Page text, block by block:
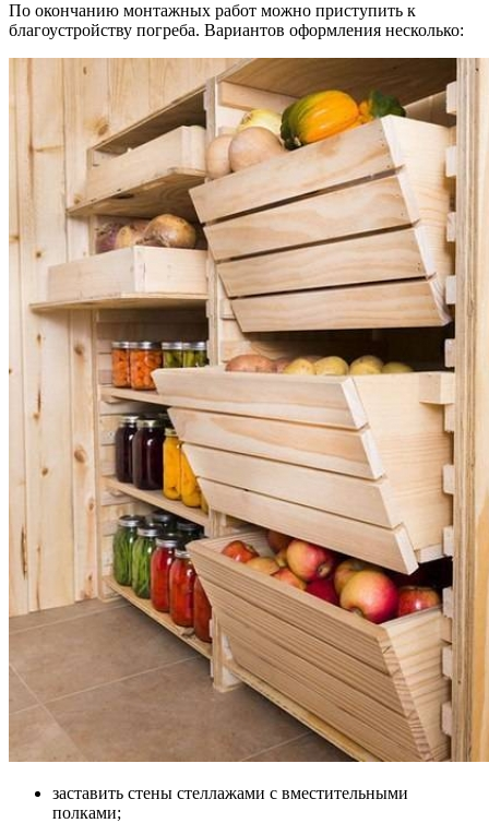
По окончанию монтажных работ можно приступить к
благоустройству погреба. Вариантов оформления несколько:
заставить стены стеллажами с вместительными
полками;